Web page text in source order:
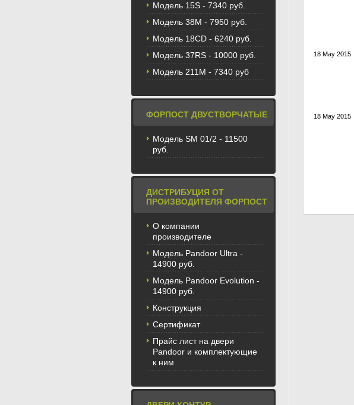
Модель 15S - 7340 руб.
Модель 38M - 7950 руб.
Модель 18CD - 6240 руб.
Модель 37RS - 10000 руб.
Модель 211М - 7340 руб
ФОРПОСТ ДВУСТВОРЧАТЫЕ
Модель SM 01/2 - 11500
руб.
ДИСТРИБУЦИЯ ОТ
ПРОИЗВОДИТЕЛЯ ФОРПОСТ
О компании
производителе
Модель Pandoor Ultra -
14900 руб.
Модель Pandoor Evolution -
14900 руб.
Конструкция
Сертификат
Прайс лист на двери
Pandoor и комплектующие
к ним
18 May 2015
18 May 2015